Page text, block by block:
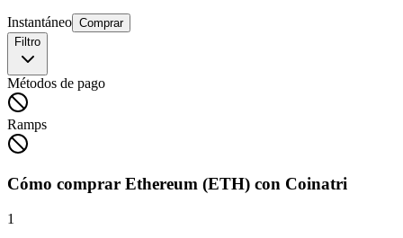
Instantáneo Comprar
Filtro
Métodos de pago
Ramps
Cómo comprar Ethereum (ETH) con Coinatri
1